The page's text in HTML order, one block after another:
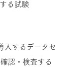
る試験
入するデータセ
認・検査する